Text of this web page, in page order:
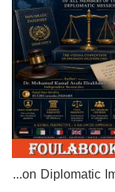
EL-RAKHAWI MONOGRAPH on Diplomatic Immunities